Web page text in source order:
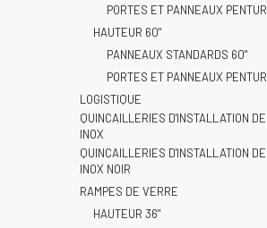
PORTES ET PANNEAUX
HAUTEUR 60"
PANNEAUX STANDARDS 60"
PORTES ET PANNEAUX
LOGISTIQUE
QUINCAILLERIES D'INSTALLATION
INOX
QUINCAILLERIES D'INSTALLATION
INOX NOIR
RAMPES DE VERRE
HAUTEUR 36"